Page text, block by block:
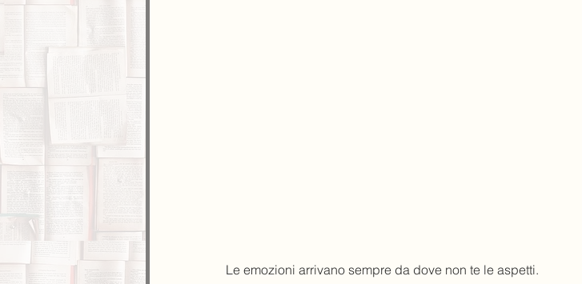
Le emozioni arrivano sempre da dove non te le aspetti.